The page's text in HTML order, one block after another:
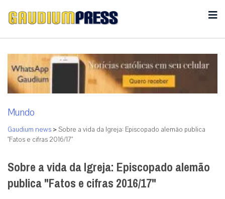
Mundo
Gaudium news >Sobre a vida da Igreja: Episcopado alemão publica
"Fatos e cifras 2016/17"
Sobre a vida da Igreja: Episcopado alemão
publica "Fatos e cifras 2016/17"